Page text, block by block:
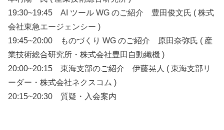
19:30~19:45 AI ツール WG のご紹介 豊田俊文氏 ( 株式
会社東急エージェンシー )
19:45~20:00 ものづくり WG のご紹介 原田奈弥氏 ( 産
業技術総合研究所・株式会社豊田自動織機 )
20:00~20:15 東海支部のご紹介 伊藤晃人 ( 東海支部リ
ーダー・株式会社ネクスコム )
20:15~20:30 質疑・入会案内